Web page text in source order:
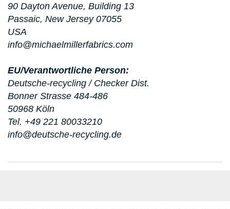
90 Dayton Avenue, Building 13
Passaic, New Jersey 07055
USA
info@michaelmillerfabrics.com
EU/Verantwortliche Person:
Deutsche-recycling / Checker Dist.
Bonner Strasse 484-486
50968 Köln
Tel. +49 221 80033210
info@deutsche-recycling.de